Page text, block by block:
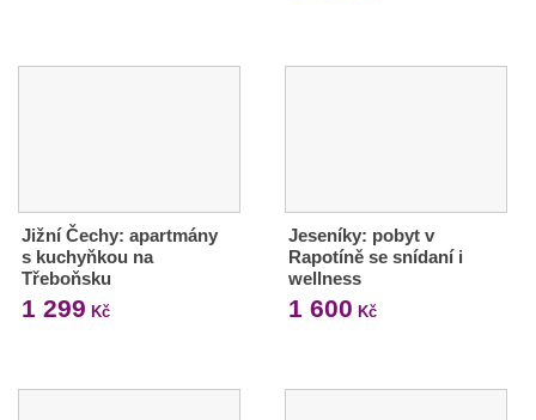
Jižní Čechy: apartmány
s kuchyňkou na
Třeboňsku
1 299 Kč
Jeseníky: pobyt v
Rapotíně se snídaní i
wellness
1 600 Kč